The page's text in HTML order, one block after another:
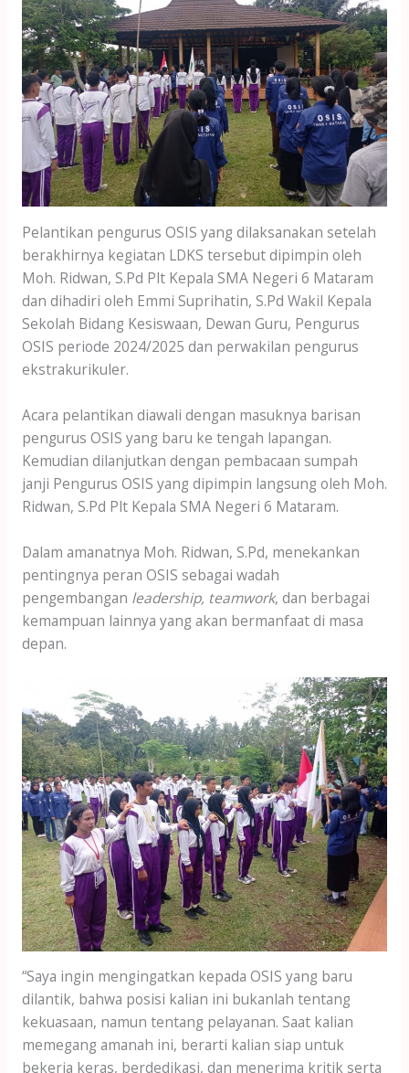
Pelantikan pengurus OSIS yang dilaksanakan setelah
berakhirnya kegiatan LDKS tersebut dipimpin oleh
Moh. Ridwan, S.Pd Plt Kepala SMA Negeri 6 Mataram
dan dihadiri oleh Emmi Suprihatin, S.Pd Wakil Kepala
Sekolah Bidang Kesiswaan, Dewan Guru, Pengurus
OSIS periode 2024/2025 dan perwakilan pengurus
ekstrakurikuler.
Acara pelantikan diawali dengan masuknya barisan
pengurus OSIS yang baru ke tengah lapangan.
Kemudian dilanjutkan dengan pembacaan sumpah
janji Pengurus OSIS yang dipimpin langsung oleh Moh.
Ridwan, S.Pd Plt Kepala SMA Negeri 6 Mataram.
Dalam amanatnya Moh. Ridwan, S.Pd, menekankan
pentingnya peran OSIS sebagai wadah
pengembangan leadership, teamwork, dan berbagai
kemampuan lainnya yang akan bermanfaat di masa
depan.
“Saya ingin mengingatkan kepada OSIS yang baru
dilantik, bahwa posisi kalian ini bukanlah tentang
kekuasaan, namun tentang pelayanan. Saat kalian
memegang amanah ini, berarti kalian siap untuk
bekerja keras, berdedikasi, dan menerima kritik serta